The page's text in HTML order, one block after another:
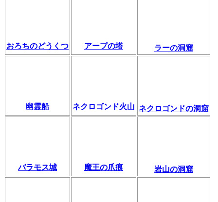
おろちのどうくつ アープの塔 ラーの洞窟
幽霊船 ネクロゴンド火山 ネクロゴンドの洞窟
バラモス城 魔王の爪痕 岩山の洞窟